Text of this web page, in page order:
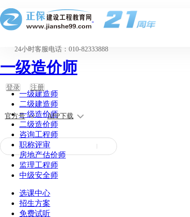
24小时客服电话：010-82333888
登录 注册
官方号 APP下载
一级造价师
一级建造师
二级建造师
一级造价师
二级造价师
咨询工程师
职称评审
房地产估价师
监理工程师
中级安全师
选课中心
招生方案
免费试听